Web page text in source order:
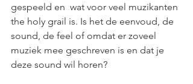
gespeeld en  wat voor veel muzikanten
the holy grail is. Is het de eenvoud, de
sound, de feel of omdat er zoveel
muziek mee geschreven is en dat je
deze sound wil horen?